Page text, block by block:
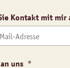
Kontakt mit mir
uns